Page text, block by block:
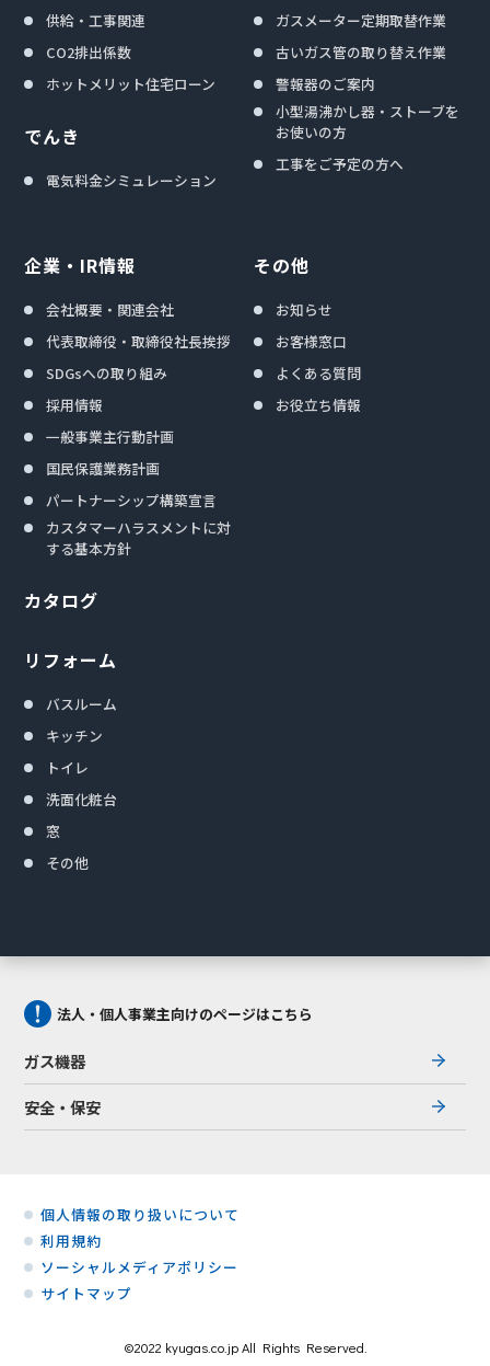
供給・工事関連
CO2排出係数
ホットメリット住宅ローン
でんき
電気料金シミュレーション
ガスメーター定期取替作業
古いガス管の取り替え作業
警報器のご案内
小型湯沸かし器・ストーブを
お使いの方
工事をご予定の方へ
企業・IR情報
会社概要・関連会社
代表取締役・取締役社長挨拶
SDGsへの取り組み
採用情報
一般事業主行動計画
国民保護業務計画
パートナーシップ構築宣言
カスタマーハラスメントに対
する基本方針
カタログ
リフォーム
バスルーム
キッチン
トイレ
洗面化粧台
窓
その他
その他
お知らせ
お客様窓口
よくある質問
お役立ち情報
法人・個人事業主向けのページはこちら
ガス機器
安全・保安
個人情報の取り扱いについて
利用規約
ソーシャルメディアポリシー
サイトマップ
©2022 kyugas.co.jp All Rights Reserved.